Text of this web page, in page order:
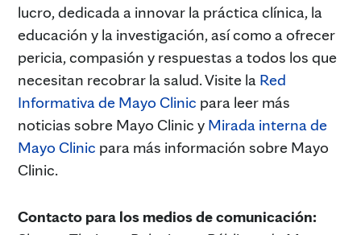
lucro, dedicada a innovar la práctica clínica, la
educación y la investigación, así como a ofrecer
pericia, compasión y respuestas a todos los que
necesitan recobrar la salud. Visite la Red
Informativa de Mayo Clinic para leer más
noticias sobre Mayo Clinic y Mirada interna de
Mayo Clinic para más información sobre Mayo
Clinic.
Contacto para los medios de comunicación: